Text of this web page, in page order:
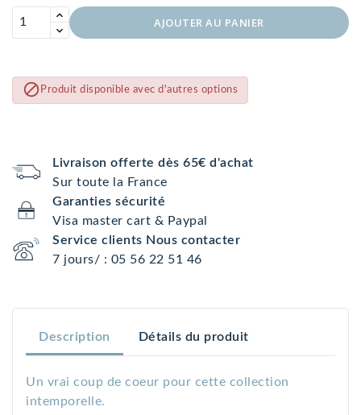
AJOUTER AU PANIER
 Produit disponible avec d'autres options
Livraison offerte dès 65€ d'achat
Sur toute la France
Garanties sécurité
Visa master cart & Paypal
Service clients Nous contacter
7 jours/ : 05 56 22 51 46
Description Détails du produit
Un vrai coup de coeur pour cette collection
intemporelle.